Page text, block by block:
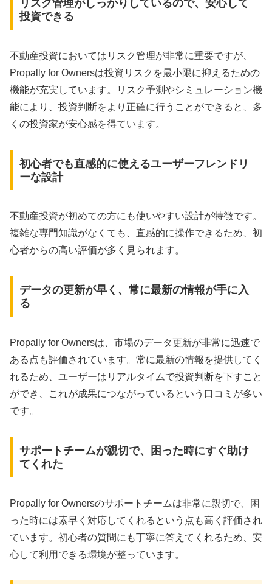
リスク管理がしっかりしているので、安心して
投資できる
不動産投資においてはリスク管理が非常に重要ですが、
Propally for Ownersは投資リスクを最小限に抑えるための
機能が充実しています。リスク予測やシミュレーション機
能により、投資判断をより正確に行うことができると、多
くの投資家が安心感を得ています。
初心者でも直感的に使えるユーザーフレンドリ
ーな設計
不動産投資が初めての方にも使いやすい設計が特徴です。
複雑な専門知識がなくても、直感的に操作できるため、初
心者からの高い評価が多く見られます。
データの更新が早く、常に最新の情報が手に入
る
Propally for Ownersは、市場のデータ更新が非常に迅速で
ある点も評価されています。常に最新の情報を提供してく
れるため、ユーザーはリアルタイムで投資判断を下すこと
ができ、これが成果につながっているという口コミが多い
です。
サポートチームが親切で、困った時にすぐ助け
てくれた
Propally for Ownersのサポートチームは非常に親切で、困
った時には素早く対応してくれるという点も高く評価され
ています。初心者の質問にも丁寧に答えてくれるため、安
心して利用できる環境が整っています。